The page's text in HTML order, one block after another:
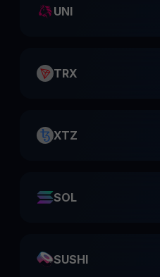
UNI
TRX
XTZ
SOL
SUSHI